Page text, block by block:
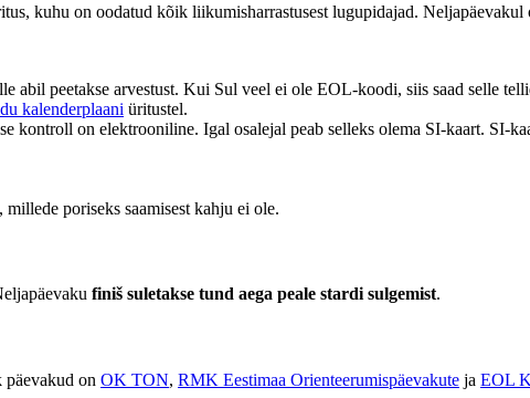
kuhu on oodatud kõik liikumisharrastusest lugupidajad.
abil peetakse arvestust. Kui Sul veel ei ole EOL-koodi, siis saad selle
kalenderplaani üritustel.
kontroll on elektrooniline. Igal osalejal peab selleks olema SI-kaart. SI-
poriseks saamisest kahju ei ole.
finiš suletakse tund aega peale stardi sulgemist.
on OK TON, RMK Eestimaa Orienteerumispäevakute ja EOL